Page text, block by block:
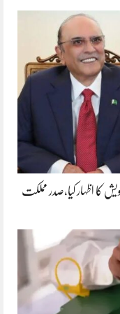
کا اظہار کیا،صدر مملکت